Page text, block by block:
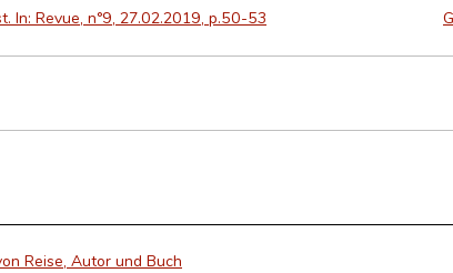
In: Revue, n°9, 27.02.2019, p.50-53
Reise, Autor und Buch